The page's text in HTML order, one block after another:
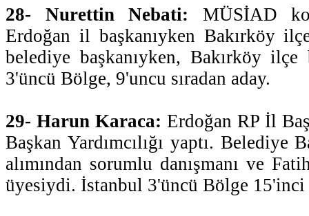
28- Nurettin Nebati: MÜSİAD
Erdoğan il başkanıyken Bakırköy ilçe
belediye başkanıyken, Bakırköy ilçe
3'üncü Bölge, 9'uncu sıradan aday.
29- Harun Karaca: Erdoğan RP İl
Başkan Yardımcılığı yaptı. Belediye
alımından sorumlu danışmanı ve
üyesiydi. İstanbul 3'üncü Bölge 15'inci